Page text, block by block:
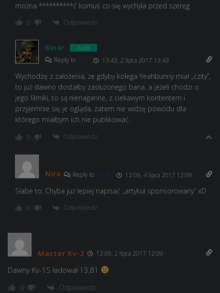
można **********ć komuś co się wychyla przed szereg
0 Odpowiedz
Bin4r Autor
Reply to Kk2 13:43, 2 lipca 2017 13:43
Wychodzę z założenia, że gdyby kolega Yeahbunny miał „czity”,
to już dawno dostałby zasłużonego bana, a jeżeli chodzi o
jego filmiki, to są nienaganne, z ciekawym kontentem i
przyjemnie się je ogląda, zatem nie widzę powodu dla
którego miałbym ich nie publikować.
0 Odpowiedz
Niro Reply to Bin4r 12:09, 4 lipca 2017 12:09
Słabe to. Chyba już lepiej napisać „artykuł sponsorowany” xD
0 Odpowiedz
Master Kv-2 12:09, 2 lipca 2017 12:09
Dawny Kv-1S ładował 13,81
0 Odpowiedz